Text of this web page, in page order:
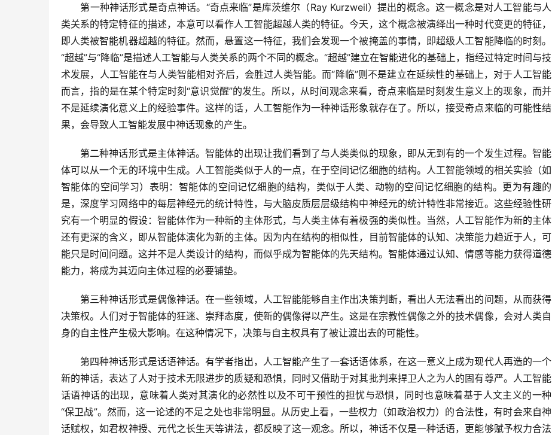
第一种神话形式是奇点神话。“奇点来临”是库茨维尔（Ray Kurzweil）提出的概念。这一概念是对人工智能与人
类关系的特定特征的描述，本意可以看作人工智能超越人类的特征。今天，这个概念被演绎出一种时代变更的特征，
即人类被智能机器超越的特征。然而，悬置这一特征，我们会发现一个被掩盖的事情，即超级人工智能降临的时刻。
“超越”与“降临”是描述人工智能与人类关系的两个不同的概念。“超越”建立在智能进化的基础上，指经过特定时间与技
术发展，人工智能在与人类智能相对齐后，会胜过人类智能。而“降临”则不是建立在延续性的基础上，对于人工智能
而言，指的是在某个特定时刻“意识觉醒”的发生。所以，从时间观念来看，奇点来临是时刻发生意义上的现象，而并
不是延续演化意义上的经验事件。这样的话，人工智能作为一种神话形象就存在了。所以，接受奇点来临的可能性结
果，会导致人工智能发展中神话现象的产生。
第二种神话形式是主体神话。智能体的出现让我们看到了与人类类似的现象，即从无到有的一个发生过程。智能
体可以从一个无的环境中生成。人工智能类似于人的一点，在于空间记忆细胞的结构。人工智能领域的相关实验（如
智能体的空间学习）表明：智能体的空间记忆细胞的结构，类似于人类、动物的空间记忆细胞的结构。更为有趣的
是，深度学习网络中的每层神经元的统计特性，与大脑皮质层层级结构中神经元的统计特性非常接近。这些经验性研
究有一个明显的假设：智能体作为一种新的主体形式，与人类主体有着极强的类似性。当然，人工智能作为新的主体
还有更深的含义，即从智能体演化为新的主体。因为内在结构的相似性，目前智能体的认知、决策能力趋近于人，可
能只是时间问题。这并不是人类设计的结构，而似乎成为智能体的先天结构。智能体通过认知、情感等能力获得道德
能力，将成为其迈向主体过程的必要铺垫。
第三种神话形式是偶像神话。在一些领域，人工智能能够自主作出决策判断，看出人无法看出的问题，从而获得
决策权。人们对于智能体的狂迷、崇拜态度，使新的偶像得以产生。这是在宗教性偶像之外的技术偶像，会对人类自
身的自主性产生极大影响。在这种情况下，决策与自主权具有了被让渡出去的可能性。
第四种神话形式是话语神话。有学者指出，人工智能产生了一套话语体系，在这一意义上成为现代人再造的一个
新的神话，表达了人对于技术无限进步的质疑和恐惧，同时又借助于对其批判来捍卫人之为人的固有尊严。人工智能
话语神话的出现，意味着人类对其演化的必然性以及不可干预性的担忧与恐惧，同时也意味着基于人文主义的一种
“保卫战”。然而，这一论述的不足之处也非常明显。从历史上看，一些权力（如政治权力）的合法性，有时会来自神
话赋权，如君权神授、元代之长生天等讲法，都反映了这一观念。所以，神话不仅是一种话语，更能够赋予权力合法